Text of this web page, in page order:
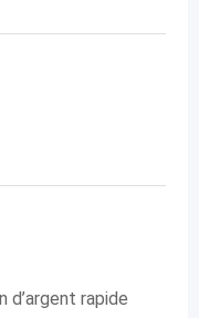
d’argent rapide